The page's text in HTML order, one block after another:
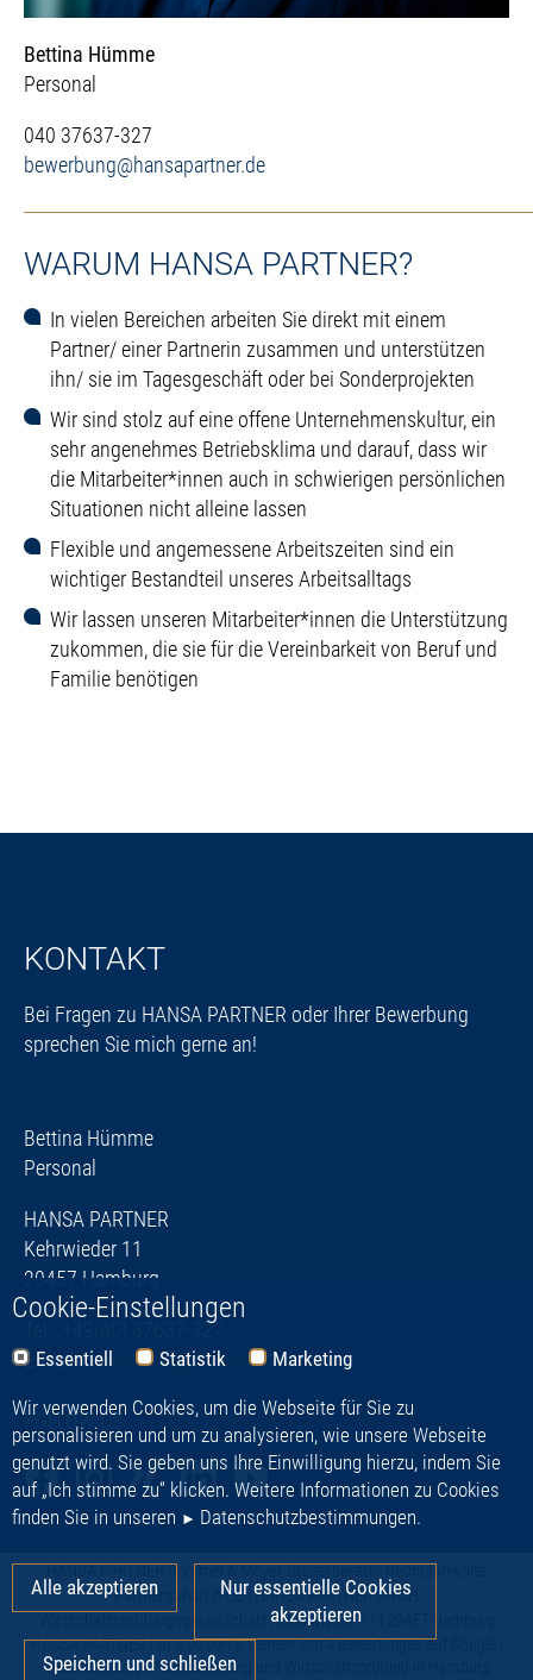
Bettina Hümme
Personal
040 37637-327
bewerbung@hansapartner.de
WARUM HANSA PARTNER?
In vielen Bereichen arbeiten Sie direkt mit einem
Partner/ einer Partnerin zusammen und unterstützen
ihn/ sie im Tagesgeschäft oder bei Sonderprojekten
Wir sind stolz auf eine offene Unternehmenskultur, ein
sehr angenehmes Betriebsklima und darauf, dass wir
die Mitarbeiter*innen auch in schwierigen persönlichen
Situationen nicht alleine lassen
Flexible und angemessene Arbeitszeiten sind ein
wichtiger Bestandteil unseres Arbeitsalltags
Wir lassen unseren Mitarbeiter*innen die Unterstützung
zukommen, die sie für die Vereinbarkeit von Beruf und
Familie benötigen
KONTAKT
Bei Fragen zu HANSA PARTNER oder Ihrer Bewerbung
sprechen Sie mich gerne an!
Bettina Hümme
Personal
HANSA PARTNER
Kehrwieder 11
20457 Hamburg
Tel.: +49(40) 37637-327
E-Mail:bewerbung@hansapartner.de
FOLLOW US
HANSA PARTNERRommel & Meyer Steuerberater Rechtsanwälte
Partnerschaft mbB | HANSA PARTNER GmbH
Wirtschaftsprüfungsgesellschaft | Kehrwieder 11 | 20457 Hamburg
HANSA PARTNERhat5,00von5Sternen von4Bewertungen auf Google |
Steuerberatung, Rechtsberatung und Wirtschaftsprüfung in Hamburg
Cookie-Einstellungen
Essentiell Statistik Marketing
Wir verwenden Cookies, um die Webseite für Sie zu
personalisieren und um zu analysieren, wie unsere Webseite
genutzt wird. Sie geben uns Ihre Einwilligung hierzu, indem Sie
auf „Ich stimme zu“ klicken. Weitere Informationen zu Cookies
finden Sie in unseren
Datenschutzbestimmungen.
Alle akzeptieren
Nur essentielle Cookies
akzeptieren
Speichern und schließen